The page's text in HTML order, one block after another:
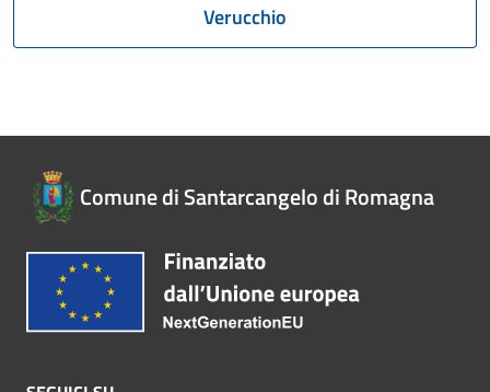
Verucchio
Comune di Santarcangelo di Romagna